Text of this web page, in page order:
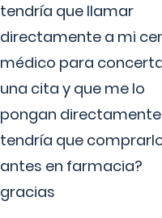
tendría que llamar
directamente a mi
médico para
una cita y que me lo
pongan
tendría que
antes en farmacia?
gracias